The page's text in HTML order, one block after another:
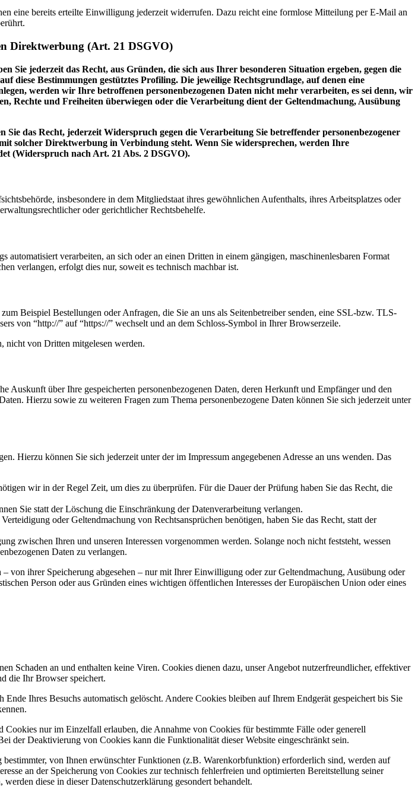
eine bereits erteilte Einwilligung jederzeit widerrufen. Dazu reicht eine formlose Mitteilung per E-Mail an
Direktwerbung (Art. 21 DSGVO)
jederzeit das Recht, aus Gründen, die sich aus Ihrer besonderen Situation ergeben, gegen die
diese Bestimmungen gestütztes Profiling. Die jeweilige Rechtsgrundlage, auf denen eine
werden wir Ihre betroffenen personenbezogenen Daten nicht mehr verarbeiten, es sei denn, wir
Rechte und Freiheiten überwiegen oder die Verarbeitung dient der Geltendmachung, Ausübung
das Recht, jederzeit Widerspruch gegen die Verarbeitung Sie betreffender personenbezogener
solcher Direktwerbung in Verbindung steht. Wenn Sie widersprechen, werden Ihre
(Widerspruch nach Art. 21 Abs. 2 DSGVO).
insbesondere in dem Mitgliedstaat ihres gewöhnlichen Aufenthalts, ihres Arbeitsplatzes oder
oder gerichtlicher Rechtsbehelfe.
verarbeiten, an sich oder an einen Dritten in einem gängigen, maschinenlesbaren Format
verlangen, erfolgt dies nur, soweit es technisch machbar ist.
Beispiel Bestellungen oder Anfragen, die Sie an uns als Seitenbetreiber senden, eine SSL-bzw. TLS-
von “http://” auf “https://” wechselt und an dem Schloss-Symbol in Ihrer Browserzeile.
nicht von Dritten mitgelesen werden.
Auskunft über Ihre gespeicherten personenbezogenen Daten, deren Herkunft und Empfänger und den
Hierzu sowie zu weiteren Fragen zum Thema personenbezogene Daten können Sie sich jederzeit unter
Hierzu können Sie sich jederzeit unter der im Impressum angegebenen Adresse an uns wenden. Das
wir in der Regel Zeit, um dies zu überprüfen. Für die Dauer der Prüfung haben Sie das Recht, die
Sie statt der Löschung die Einschränkung der Datenverarbeitung verlangen.
oder Geltendmachung von Rechtsansprüchen benötigen, haben Sie das Recht, statt der
zwischen Ihren und unseren Interessen vorgenommen werden. Solange noch nicht feststeht, wessen
Daten zu verlangen.
von ihrer Speicherung abgesehen – nur mit Ihrer Einwilligung oder zur Geltendmachung, Ausübung oder
Person oder aus Gründen eines wichtigen öffentlichen Interesses der Europäischen Union oder eines
Schaden an und enthalten keine Viren. Cookies dienen dazu, unser Angebot nutzerfreundlicher, effektiver
die Ihr Browser speichert.
Ihres Besuchs automatisch gelöscht. Andere Cookies bleiben auf Ihrem Endgerät gespeichert bis Sie
nur im Einzelfall erlauben, die Annahme von Cookies für bestimmte Fälle oder generell
der Deaktivierung von Cookies kann die Funktionalität dieser Website eingeschränkt sein.
von Ihnen erwünschter Funktionen (z.B. Warenkorbfunktion) erforderlich sind, werden auf
an der Speicherung von Cookies zur technisch fehlerfreien und optimierten Bereitstellung seiner
diese in dieser Datenschutzerklärung gesondert behandelt.